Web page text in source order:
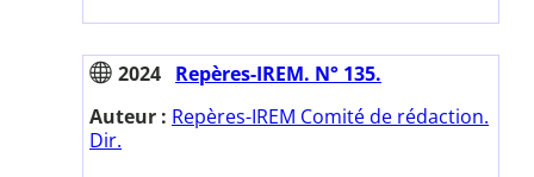
2024 Repères-IREM. N° 135.
Auteur : Repères-IREM Comité de rédaction.
Dir.